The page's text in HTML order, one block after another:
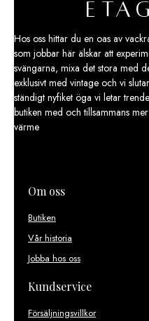
Hos oss hittar du en oas av
som jobbar här älskar att
svängarna, mixa det stora med
exklusivt med vintage och vi
ständigt nyfiket öga vi letar
butiken med och tillsammans
värme
Om oss
Butiken
Vår historia
Jobba hos oss
Kundservice
Försäljningsvillkor